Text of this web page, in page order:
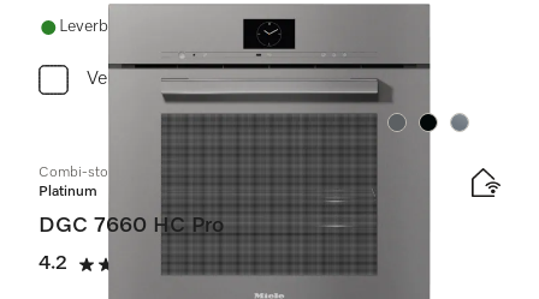
Leverbaar uit voorraad met gratis levering
Vergelijken
Kleur:Kleur:Kleur:
Combi-stoomoven
Platinum
DGC 7660 HC Pro
4.2
4.2 sterren op 5